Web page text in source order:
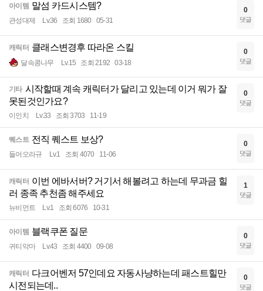
아이템 말섬 카드시스템?
관성대제 Lv.36 조회 1680 05-31
0
댓글
캐릭터 클래스변경후 따라온 스킬
달속콩나무 Lv.15 조회 2192 03-18
0
댓글
기타 시작할때 계속 캐릭터가 달리고 있는데 이거 뭐가 잘
못된것인가요?
이인치 Lv.33 조회 3703 11-19
0
댓글
퀘스트 전직 퀘스트 보상?
들어오라규 Lv.1 조회 4070 11-06
0
댓글
캐릭터 이번 에바서버? 거기서 해볼려고 하는데 무과금 힐
러 종족 추천좀 해주세요
뉴비먼트 Lv.1 조회 6076 10-31
1
댓글
아이템 블랙쿠폰 질문
귀티악마 Lv.43 조회 4400 09-08
0
댓글
캐릭터 다크어벤저 57인데요 자동사냥하는데 패스트힐만
시전되는데..
0
댓글